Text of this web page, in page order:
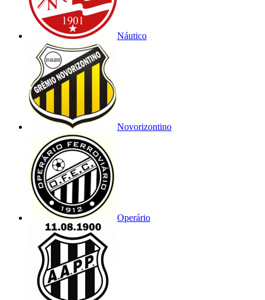
Náutico
Novorizontino
Operário